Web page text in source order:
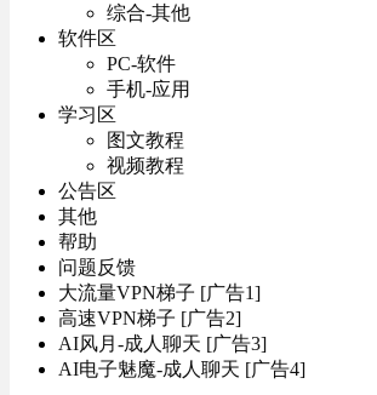
综合-其他
软件区
PC-软件
手机-应用
学习区
图文教程
视频教程
公告区
其他
帮助
问题反馈
大流量VPN梯子 [广告1]
高速VPN梯子 [广告2]
AI风月-成人聊天 [广告3]
AI电子魅魔-成人聊天 [广告4]